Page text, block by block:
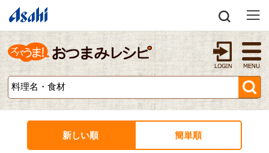
新しい順 簡単順